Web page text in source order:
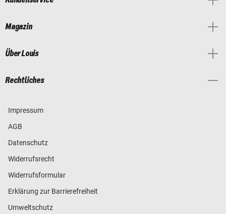
Magazin
Über Louis
Rechtliches
Impressum
AGB
Datenschutz
Widerrufsrecht
Widerrufsformular
Erklärung zur Barrierefreiheit
Umweltschutz